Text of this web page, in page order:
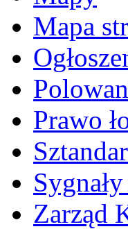
Mapa
Prawo
Zarząd